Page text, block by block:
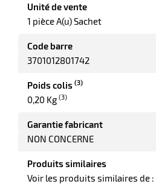
Unité de vente
1 pièce A(u) Sachet
Code barre
3701012801742
Poids colis (3)
0,20 Kg (3)
Garantie fabricant
NON CONCERNE
Produits similaires
Voir les produits similaires de :